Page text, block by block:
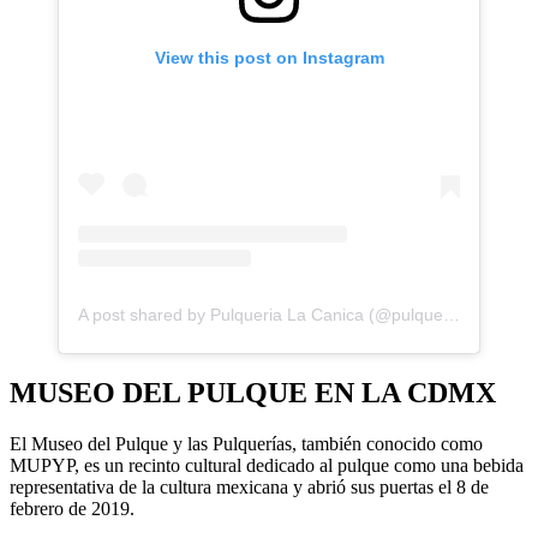
View this post on Instagram
A post shared by Pulqueria La Canica (@pulquerialacanica)
MUSEO DEL PULQUE EN LA CDMX
El Museo del Pulque y las Pulquerías, también conocido como
MUPYP, es un recinto cultural dedicado al pulque como una bebida
representativa de la cultura mexicana y abrió sus puertas el 8 de
febrero de 2019.